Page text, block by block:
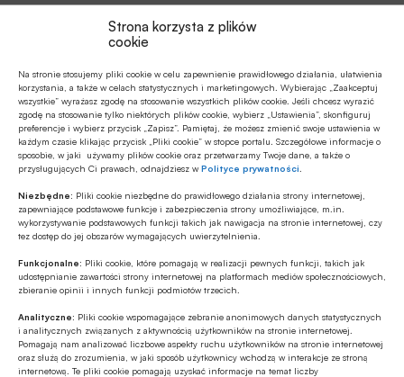
Strona korzysta z plików
cookie
Na stronie stosujemy pliki cookie w celu zapewnienie prawidłowego działania, ułatwienia
korzystania, a także w celach statystycznych i marketingowych. Wybierając „Zaakceptuj
wszystkie” wyrażasz zgodę na stosowanie wszystkich plików cookie. Jeśli chcesz wyrazić
zgodę na stosowanie tylko niektórych plików cookie, wybierz „Ustawienia”, skonfiguruj
preferencje i wybierz przycisk „Zapisz”. Pamiętaj, że możesz zmienić swoje ustawienia w
każdym czasie klikając przycisk „Pliki cookie” w stopce portalu. Szczegółowe informacje o
sposobie, w jaki używamy plików cookie oraz przetwarzamy Twoje dane, a także o
przysługujących Ci prawach, odnajdziesz wPolityce prywatności
Niezbędne: Pliki cookie niezbędne do prawidłowego działania strony internetowej,
zapewniające podstawowe funkcje i zabezpieczenia strony umożliwiające, m.in.
wykorzystywanie podstawowych funkcji takich jak nawigacja na stronie internetowej, czy
tez dostęp do jej obszarów wymagających uwierzytelnienia.
Funkcjonalne: Pliki cookie, które pomagają w realizacji pewnych funkcji, takich jak
udostępnianie zawartości strony internetowej na platformach mediów społecznościowych,
zbieranie opinii i innych funkcji podmiotów trzecich.
Analityczne: Pliki cookie wspomagające zebranie anonimowych danych statystycznych
i analitycznych związanych z aktywnością użytkowników na stronie internetowej.
Pomagają nam analizować liczbowe aspekty ruchu użytkowników na stronie internetowej
oraz służą do zrozumienia, w jaki sposób użytkownicy wchodzą w interakcje ze stroną
internetową. Te pliki cookie pomagają uzyskać informacje na temat liczby
Czytaj artykuł